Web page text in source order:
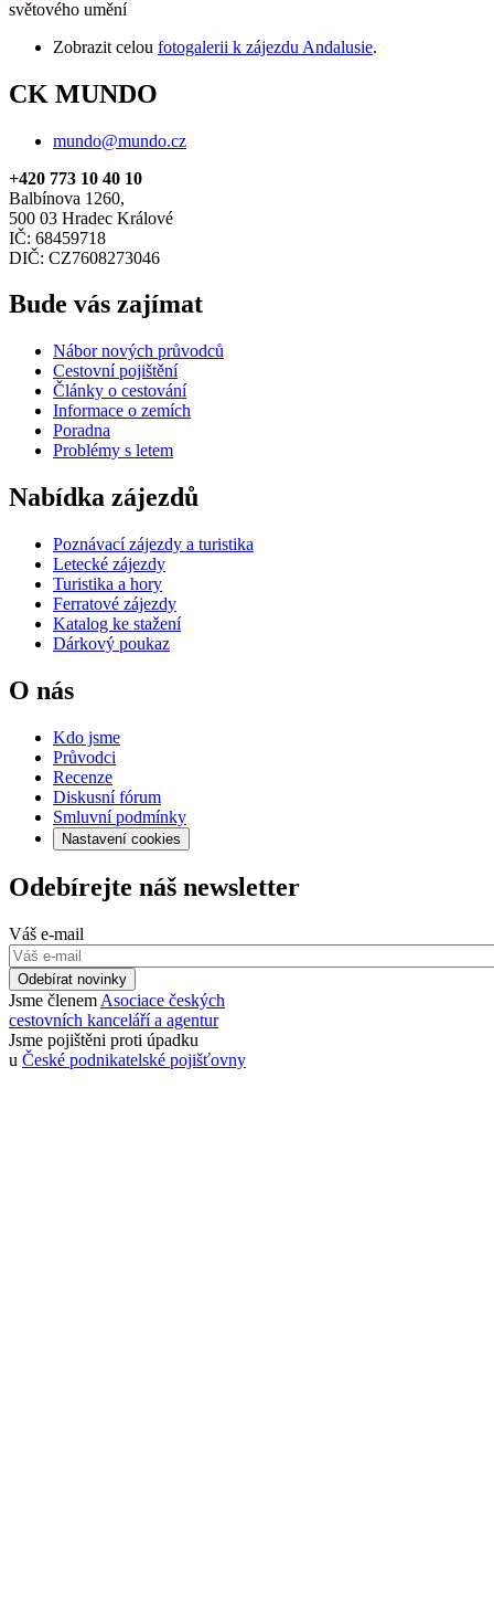
Zobrazit celou fotogalerii k zájezdu Andalusie.
CK MUNDO
mundo@mundo.cz
+420 773 10 40 10
Balbínova 1260,
500 03 Hradec Králové
IČ: 68459718
DIČ: CZ7608273046
Bude vás zajímat
Nábor nových průvodců
Cestovní pojištění
Články o cestování
Informace o zemích
Poradna
Problémy s letem
Nabídka zájezdů
Poznávací zájezdy a turistika
Letecké zájezdy
Turistika a hory
Ferratové zájezdy
Katalog ke stažení
Dárkový poukaz
O nás
Kdo jsme
Průvodci
Recenze
Diskusní fórum
Smluvní podmínky
Nastavení cookies
Odebírejte náš newsletter
Váš e-mail
Odebírat novinky
Jsme členem Asociace českých
cestovních kanceláří a agentur
Jsme pojištěni proti úpadku
u České podnikatelské pojišťovny